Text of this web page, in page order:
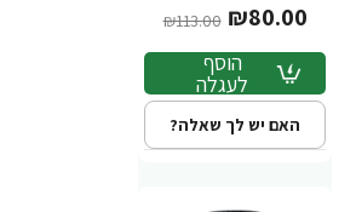
₪80.00
₪113.00
הוסף
לעגלה
האם יש לך שאלה?